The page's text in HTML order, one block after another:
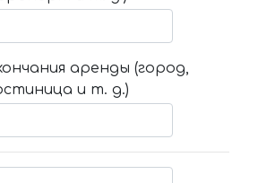
аренды (город,
и т. д.)